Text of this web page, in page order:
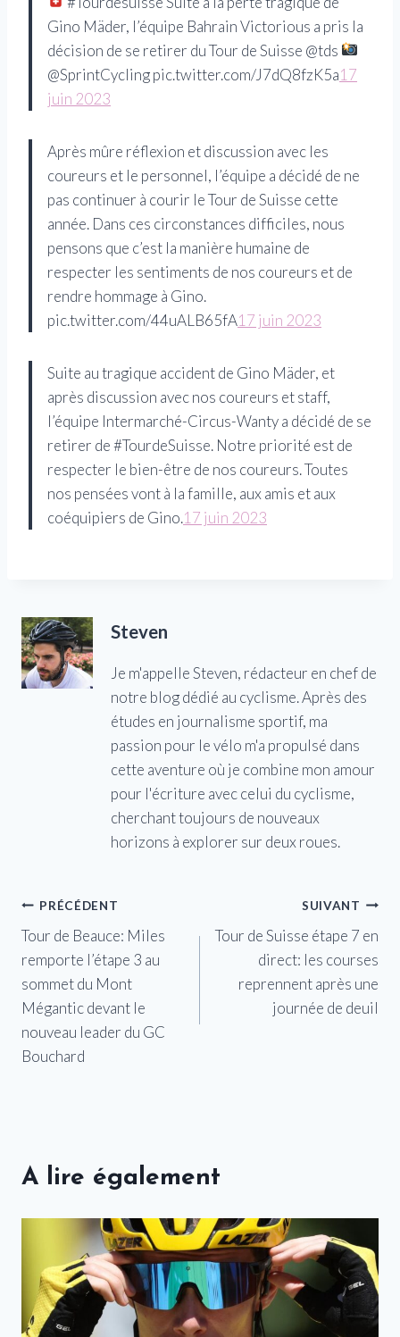
Gino Mäder, l’équipe Bahrain Victorious a pris la
décision de se retirer du Tour de Suisse @tds
@SprintCycling pic.twitter.com/J7dQ8fzK5a17
juin 2023
Après mûre réflexion et discussion avec les
coureurs et le personnel, l’équipe a décidé de ne
pas continuer à courir le Tour de Suisse cette
année. Dans ces circonstances difficiles, nous
pensons que c’est la manière humaine de
respecter les sentiments de nos coureurs et de
rendre hommage à Gino.
pic.twitter.com/44uALB65fA17 juin 2023
Suite au tragique accident de Gino Mäder, et
après discussion avec nos coureurs et staff,
l’équipe Intermarché-Circus-Wanty a décidé de se
retirer de #TourdeSuisse. Notre priorité est de
respecter le bien-être de nos coureurs. Toutes
nos pensées vont à la famille, aux amis et aux
coéquipiers de Gino.17 juin 2023
Steven
Je m'appelle Steven, rédacteur en chef de
notre blog dédié au cyclisme. Après des
études en journalisme sportif, ma
passion pour le vélo m'a propulsé dans
cette aventure où je combine mon amour
pour l'écriture avec celui du cyclisme,
cherchant toujours de nouveaux
horizons à explorer sur deux roues.
Navigation
de
l’article
PRÉCÉDENT
Tour de Beauce: Miles
remporte l’étape 3 au
sommet du Mont
Mégantic devant le
nouveau leader du GC
Bouchard
SUIVANT
Tour de Suisse étape 7 en
direct: les courses
reprennent après une
journée de deuil
A lire également